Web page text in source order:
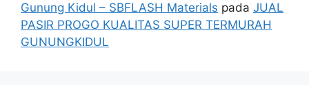
Gunung Kidul – SBFLASH Materials pada JUAL
PASIR PROGO KUALITAS SUPER TERMURAH
GUNUNGKIDUL